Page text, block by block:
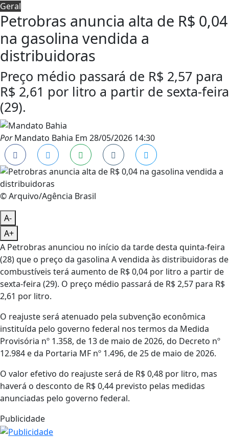
Geral
Petrobras anuncia alta de R$ 0,04
na gasolina vendida a
distribuidoras
Preço médio passará de R$ 2,57 para
R$ 2,61 por litro a partir de sexta-feira
(29).
PorMandato Bahia Em 28/05/2026 14:30
© Arquivo/Agência Brasil
A-
A+
A Petrobras anunciou no início da tarde desta quinta-feira
(28) que o preço da gasolina A vendida às distribuidoras de
combustíveis terá aumento de R$ 0,04 por litro a partir de
sexta-feira (29). O preço médio passará de R$ 2,57 para R$
2,61 por litro.
O reajuste será atenuado pela subvenção econômica
instituída pelo governo federal nos termos da Medida
Provisória nº 1.358, de 13 de maio de 2026, do Decreto nº
12.984 e da Portaria MF nº 1.496, de 25 de maio de 2026.
O valor efetivo do reajuste será de R$ 0,48 por litro, mas
haverá o desconto de R$ 0,44 previsto pelas medidas
anunciadas pelo governo federal.
Publicidade